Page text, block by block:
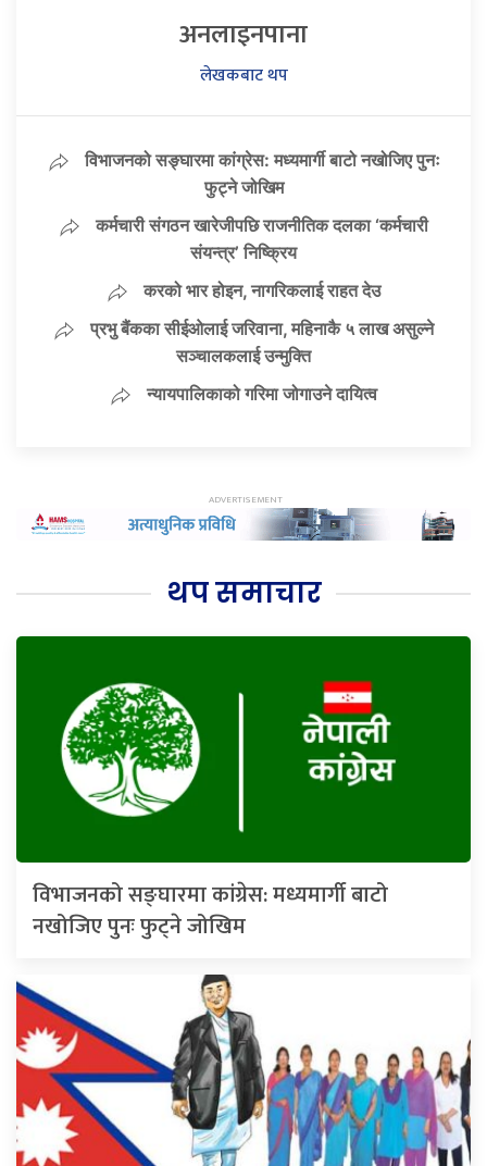
अनलाइनपाना
लेखकबाट थप
विभाजनको सङ्घारमा कांग्रेस: मध्यमार्गी बाटो नखोजिए पुनः
फुट्ने जोखिम
कर्मचारी संगठन खारेजीपछि राजनीतिक दलका ‘कर्मचारी
संयन्त्र’ निष्क्रिय
करको भार होइन, नागरिकलाई राहत देउ
प्रभु बैंकका सीईओलाई जरिवाना, महिनाकै ५ लाख असुल्ने
सञ्चालकलाई उन्मुक्ति
न्यायपालिकाको गरिमा जोगाउने दायित्व
थप समाचार
विभाजनको सङ्घारमा कांग्रेस: मध्यमार्गी बाटो
नखोजिए पुनः फुट्ने जोखिम